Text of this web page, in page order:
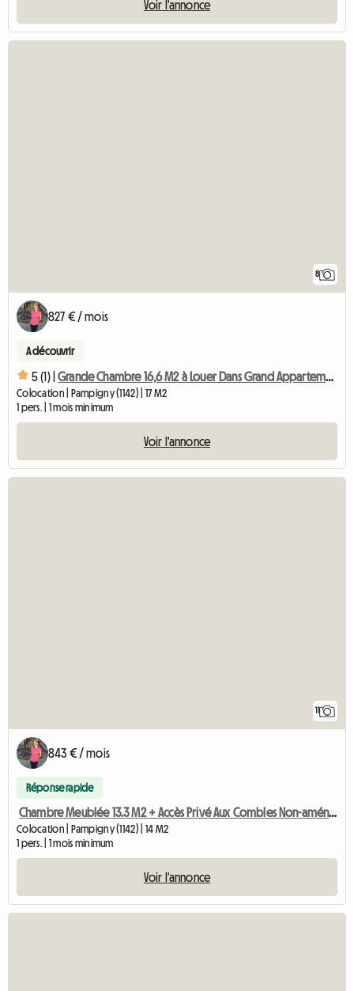
Voir l'annonce
8
827 € / mois
A découvrir
5 (1) | Grande Chambre 16,6 M2 à Louer Dans Grand Appartement Chb4
Colocation | Pampigny (1142) | 17 M2
1 pers. | 1 mois minimum
Voir l'annonce
11
843 € / mois
Réponse rapide
Chambre Meublée 13.3 M2 + Accès Privé Aux Combles Non-aménag
Colocation | Pampigny (1142) | 14 M2
1 pers. | 1 mois minimum
Voir l'annonce